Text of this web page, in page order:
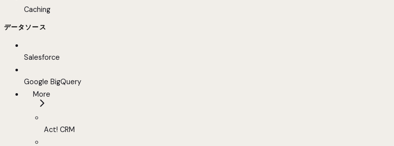
Caching
データソース
Salesforce
Google BigQuery
More
Act! CRM